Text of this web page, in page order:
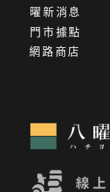
網路商店
門市據點
曜新消息